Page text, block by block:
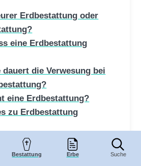
Bestattung Erbe Suche
Erdbestattung oder
eine Erdbestattung
dauert die Verwesung bei
eine Erdbestattung?
zu Erdbestattung
Beisetzung
{DStadt}